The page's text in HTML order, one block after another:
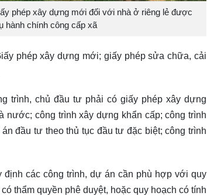
phép xây dựng mới đối với nhà ở riêng lẻ được
hành chính công cấp xã
phép xây dựng mới; giấy phép sửa chữa, cải
trình, chủ đầu tư phải có giấy phép xây dựng
công trình xây dựng khẩn cấp; công trình
đầu tư theo thủ tục đầu tư đặc biệt; công trình
các công trình, dự án cần phù hợp với quy
thẩm quyền phê duyệt, hoặc quy hoạch có tính